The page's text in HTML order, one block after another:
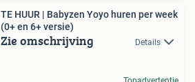
TE HUUR | Babyzen Yoyo huren per week
(0+ en 6+ versie)
Zie omschrijving Details